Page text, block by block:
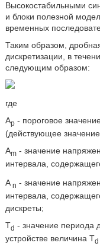
Высокостабильными
и блоки полезной
временных
Таким образом,
дискретизации, в
следующим образом:
где
Ар - пороговое
(действующее
Am- значение
интервала,
An - значение
интервала,
дискреты;
Td - значение периода
устройстве величина Td